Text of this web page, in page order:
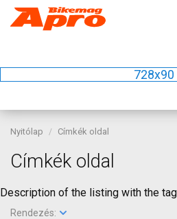
728x90
Nyitólap Címkék oldal
Címkék oldal
Description of the listing with the
Rendezés: